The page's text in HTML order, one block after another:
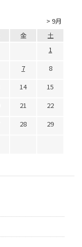
> 9月
金
土
1
7
8
14
15
21
22
28
29